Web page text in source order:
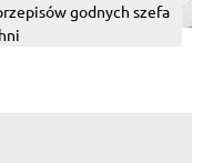
godnych szefa